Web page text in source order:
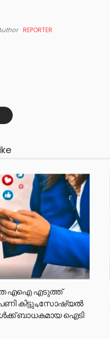
REPORTER
എഐ എടുത്ത്
കിട്ടും,സോഷ്യല്‍
ബാധകമായ ഐടി